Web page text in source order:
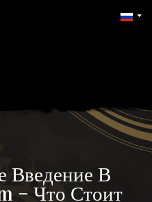
Введение В
– Что Стоит